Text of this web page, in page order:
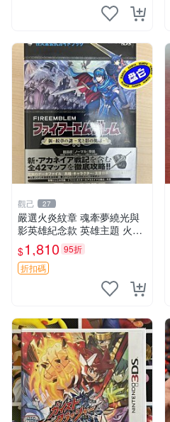
觀己 27
嚴選火炎紋章 魂牽夢繞光與
影英雄紀念款 英雄主題 火炎
紋章 武器收藏
$1,810 95折
折扣碼